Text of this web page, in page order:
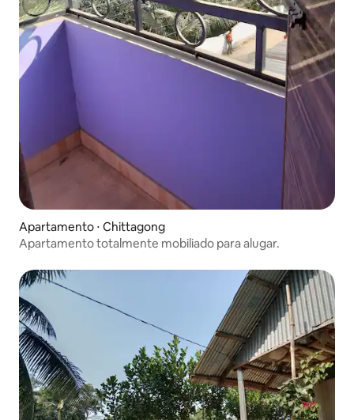
Apartamento ⋅ Chittagong
Apartamento totalmente mobiliado para alugar.